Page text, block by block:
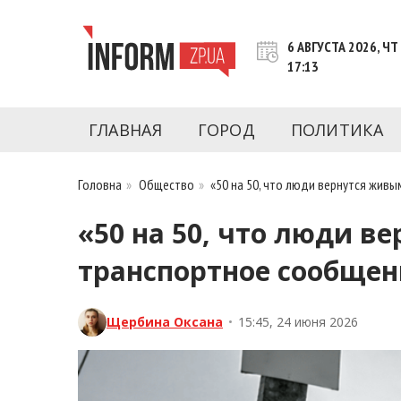
INFORM.ZP.UA – это информационный
последние новости Запорожья и
6 АВГУСТА 2026, ЧТ
17:13
ГЛАВНАЯ ГОРОД ПОЛИТИКА
Головна » Общество »«50 на 50, что люди вернутся
«50 на 50, что люди
транспортное
Щербина Оксана • 15:45, 24 июня 2026